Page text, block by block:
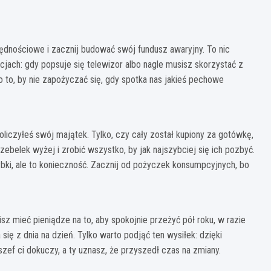
i zacznij budować swój fundusz awaryjny. To nic
gdy popsuje się telewizor albo nagle musisz skorzystać z
by nie zapożyczać się, gdy spotka nas jakieś pechowe
swój majątek. Tylko, czy cały został kupiony za gotówkę,
wyżej i zrobić wszystko, by jak najszybciej się ich pozbyć.
ale to konieczność. Zacznij od pożyczek konsumpcyjnych, bo
mieć pieniądze na to, aby spokojnie przeżyć pół roku, w razie
z dnia na dzień. Tylko warto podjąć ten wysiłek: dzięki
ci dokuczy, a ty uznasz, że przyszedł czas na zmiany.